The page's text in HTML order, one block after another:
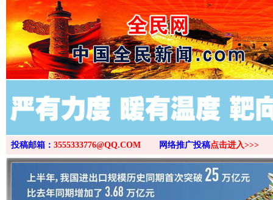
>
投稿邮箱： 3555333776@QQ.COM 网络推广投稿点击进入>>>